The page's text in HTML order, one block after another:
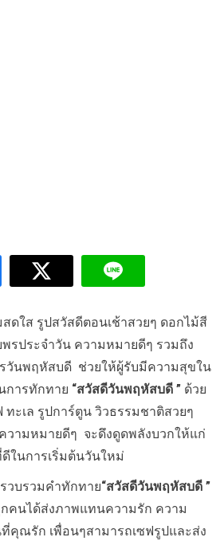
ดใส รูปสวัสดีตอนเช้าสวยๆ ดอกไม้สี
รประจำวัน ความหมายดีๆ รวมถึง
นพฤหัสบดี ช่วยให้ผู้รับมีความสุขใน
ารทักทาย “สวัสดีวันพฤหัสบดี ” ด้วย
ะเล รูปการ์ตูน วิวธรรมชาติสวยๆ
ามหมายดีๆ จะดึงดูดพลังบวกให้แก่
ในการเริ่มต้นวันใหม่
วบรวมคำทักทาย“สวัสดีวันพฤหัสบดี ”
กคนได้ส่งภาพแทนความรัก ความ
คุณรัก เพื่อนๆสามารถเซฟรูปและส่ง